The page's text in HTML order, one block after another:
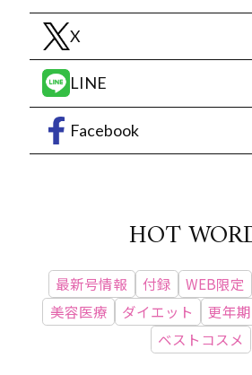
X
LINE
Facebook
HOT
最新号情報 付録 WEB限定
美容医療
ダイエット 更年期
ベストコスメ